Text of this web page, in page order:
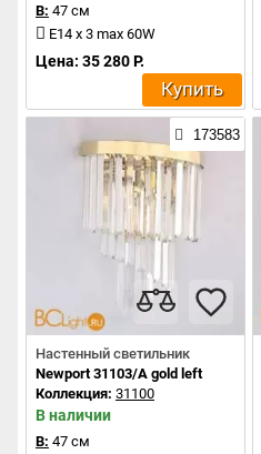
В: 47 см
E14 x 3 max 60W
Цена: 35 280 Р.
Купить
173583
Настенный светильник
Newport 31103/A gold left
Коллекция: 31100
В наличии
В: 47 см